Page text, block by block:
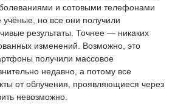
и сотовыми телефонами
учёные, но все они получили
результаты. Точнее — никаких
изменений. Возможно, это
получили массовое
недавно, а потому все
от облучения, проявляющиеся через
невозможно.